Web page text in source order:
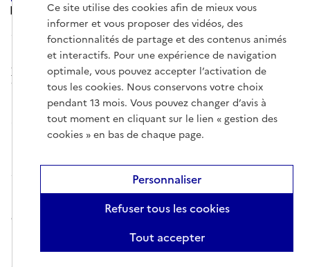
MINISTÈRE
DE L'ENSEIGNEMENT
SUPÉRIEUR,
DE LA RECHERCHE
ET DE L'ESPACE
info.gouv.fr
service-public.gouv.fr
Mentions légales Gestion des cookies Données personnelles
Plan
du site
Ce site utilise des cookies afin de mieux vous
informer et vous proposer des vidéos, des
fonctionnalités de partage et des contenus animés
et interactifs. Pour une expérience de navigation
optimale, vous pouvez accepter l’activation de
tous les cookies. Nous conservons votre choix
pendant 13 mois. Vous pouvez changer d’avis à
tout moment en cliquant sur le lien « gestion des
cookies » en bas de chaque page.
Tout accepter
Refuser tous les cookies
Personnaliser